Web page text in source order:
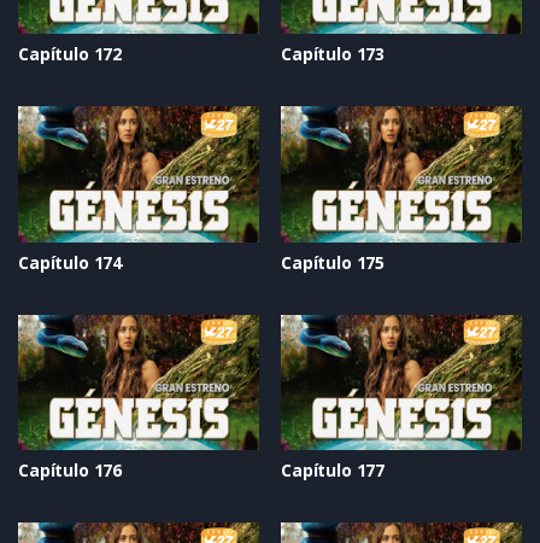
Capítulo 172 Capítulo 173
Capítulo 174 Capítulo 175
Capítulo 176 Capítulo 177